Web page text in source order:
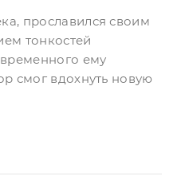
прославился своим
тонкостей
ему
смог вдохнуть новую